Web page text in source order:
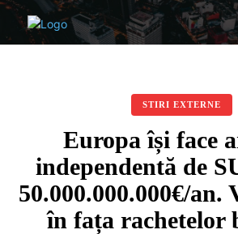
STIRI EXTERNE
Europa își face
independentă de
50.000.000.000€/an.
în fața rachetelor